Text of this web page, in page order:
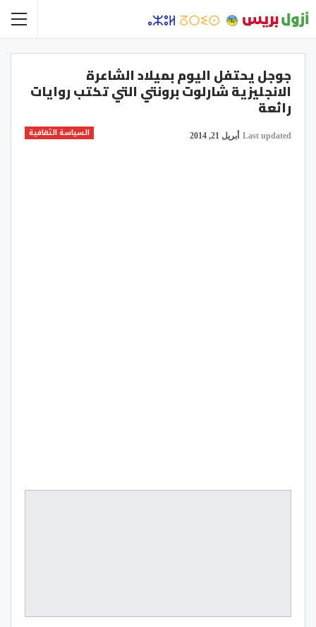
جوجل يحتفل اليوم بميلاد الشاعرة
الانجليزية شارلوت برونتي التي تكتب روايات
رائعة
السياسة الثقافية Last updated أبريل 21, 2014